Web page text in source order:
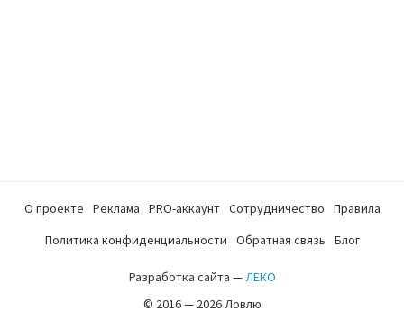
О проекте Реклама PRO-аккаунт Сотрудничество
Правила
Политика конфиденциальности
Обратная связь Блог
Разработка сайта —ЛЕКО
© 2016 — 2026 Ловлю